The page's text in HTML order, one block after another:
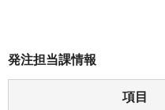
発注担当課情報
項目